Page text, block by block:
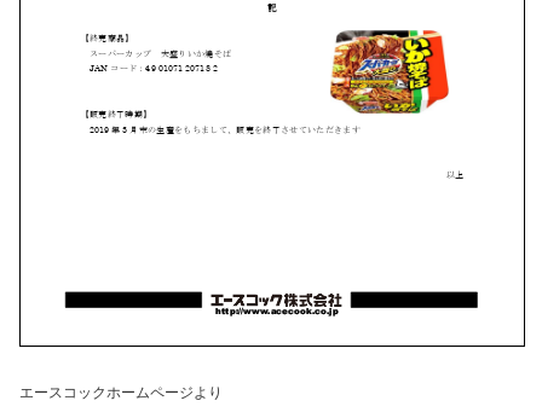
エースコックホームページより